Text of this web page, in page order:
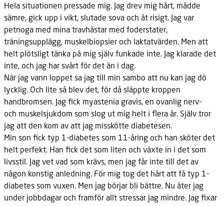
Hela situationen pressade mig. Jag drev mig hårt, mådde
sämre, gick upp i vikt, slutade sova och åt risigt. Jag var
petnoga med mina travhästar med foderstater,
träningsupplägg, muskelbiopsier och laktatvärden. Men att
helt plötsligt tänka på mig själv funkade inte. Jag klarade det
inte, och jag har svårt för det än i dag.
När jag vann loppet sa jag till min sambo att nu kan jag dö
lycklig. Och lite så blev det, för då släppte kroppen
handbromsen. Jag fick myastenia gravis, en ovanlig nerv-
och muskelsjukdom som slog ut mig helt i flera år. Själv tror
jag att den kom av att jag misskötte diabetesen.
Min son fick typ 1-diabetes som 11-åring och han sköter det
helt perfekt. Han fick det som liten och växte in i det som
livsstil. Jag vet vad som krävs, men jag får inte till det av
någon konstig anledning. För mig tog det hårt att få typ 1-
diabetes som vuxen. Men jag börjar bli bättre. Nu äter jag
under jobbdagar och framför allt stressar jag mindre. Jag fixar